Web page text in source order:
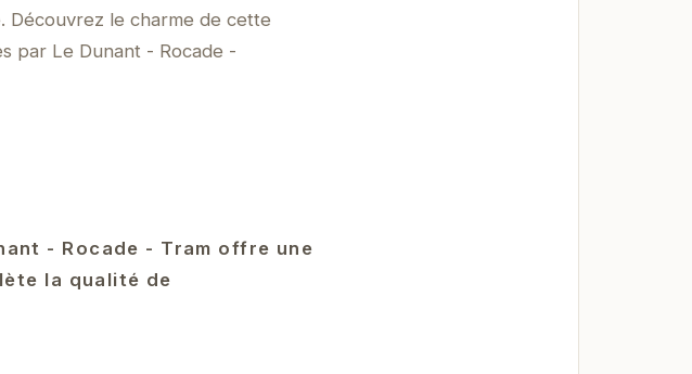
Découvrez le charme de cette
par Le Dunant - Rocade -
- Rocade - Tram offre une
la qualité de